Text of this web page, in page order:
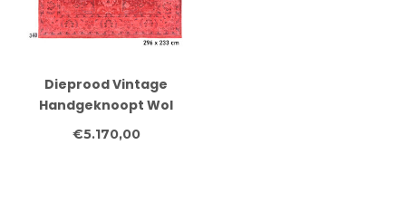
Dieprood Vintage
Handgeknoopt Wol
Vloerkleed -
€5.170,00